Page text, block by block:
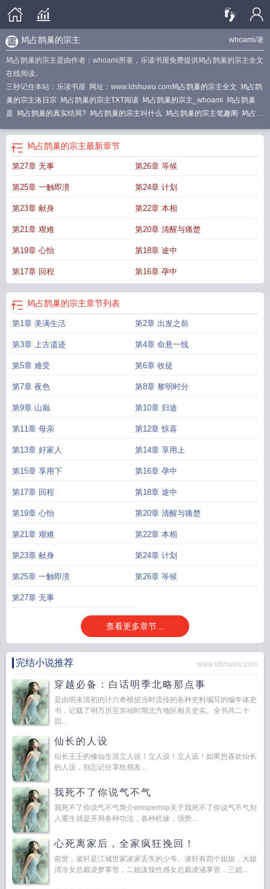
whoami/著
鸠占鹊巢的宗主
鸠占鹊巢的宗主是由作者：whoami所著，乐读书屋免费提供鸠占鹊巢的宗主全文
在线阅读。
三秒记住本站：乐读书屋 网址：www.ldshuwu.com鸠占鹊巢的宗主全文 鸠占鹊
巢的宗主洛日宗 鸠占鹊巢的宗主TXT阅读 鸠占鹊巢的宗主_whoami 鸠占鹊巢
是 鸠占鹊巢的真实结局? 鸠占鹊巢的宗主叫什么 鸠占鹊巢的宗主笔趣阁 鸠占鹊
主作者
鸠占鹊巢的宗主283719 鸠占鹊巢的宗主 whoami
风 鸠占鹊巢的宗主改编版
鸠占鹊巢的宗主最新章节
第27章 无事 第26章 等候
第25章 一触即溃 第24章 计划
第23章 献身 第22章 本相
第21章 艰难 第20章 清醒与痛楚
第19章 心怡 第18章 途中
第17章 回程 第16章 孕中
鸠占鹊巢的宗主章节列表
第1章 美满生活 第2章 出发之前
第3章 上古遗迹 第4章 命悬一线
第5章 难受 第6章 收徒
第7章 夜色 第8章 黎明时分
第9章 山巅 第10章 归途
第11章 母亲 第12章 惊喜
第13章 好家人 第14章 享用上
第15章 享用下 第16章 孕中
第17章 回程 第18章 途中
第19章 心怡 第20章 清醒与痛楚
第21章 艰难 第22章 本相
第23章 献身 第24章 计划
第25章 一触即溃 第26章 等候
第27章 无事
查看更多章节...
完结小说推荐 www.ldshuwu.com
穿越必备：白话明季北略那点事
是由明末清初的计六奇根据当时流传的各种史料编写的编年体史
书，记载了明万历至崇祯时期北方地区相关史实。全书共二十
四...
仙长的人设
仙长王壬的修仙生涯立人设！立人设！立人设！如果您喜欢仙长
的人设，别忘记分享给朋友...
我死不了你说气不气
我死不了你说气不气简介emspemsp关于我死不了你说气不气别
人重生就是开局各种功法，各种机缘，强势...
心死离家后，全家疯狂挽回！
前世，凌轩是江城世家凌家丢失的少爷。凌轩有四个姐姐，大姐
清冷女总裁凌梦掌管，二姐泼辣性感女总裁凌涵掌管，三姐...